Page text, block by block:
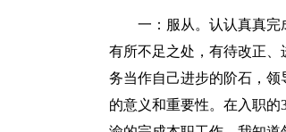
一：服从。认认真真
有所不足之处，有待改正
务当作自己进步的阶石，
的意义和重要性。在入职